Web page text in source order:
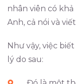
nhân viên có
Anh, cả nói và
Như vậy, việc
lý do sau: